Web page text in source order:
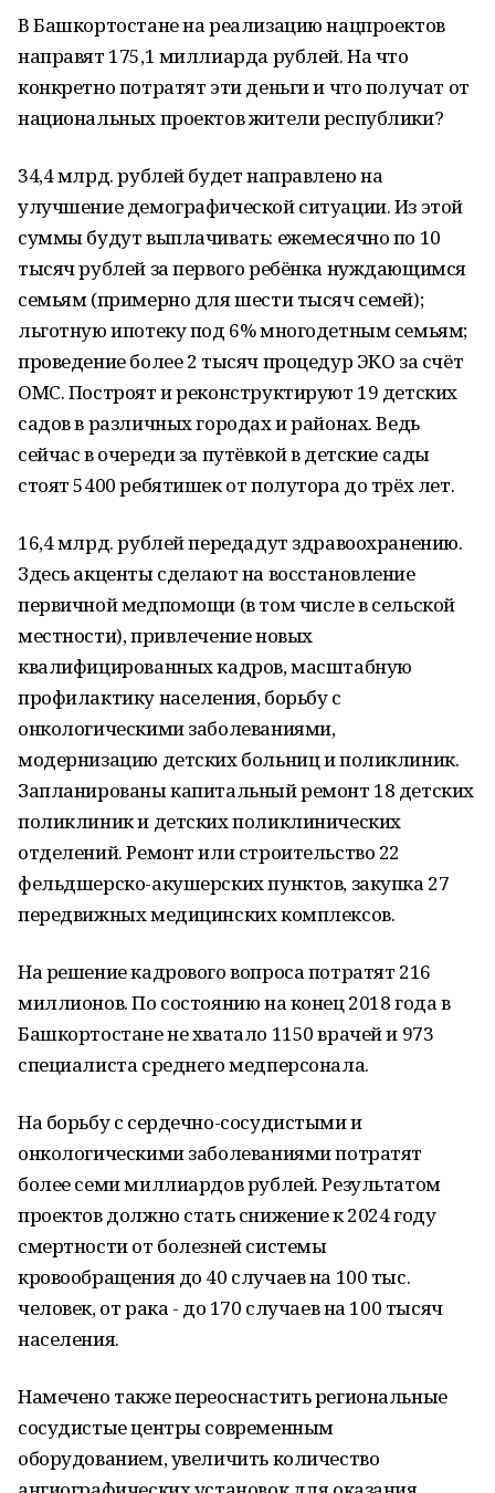
В Башкортостане на реализацию нацпроектов
направят 175,1 миллиарда рублей. На что
конкретно потратят эти деньги и что получат от
национальных проектов жители республики?
34,4 млрд. рублей будет направлено на
улучшение демографической ситуации. Из этой
суммы будут выплачивать: ежемесячно по 10
тысяч рублей за первого ребёнка нуждающимся
семьям (примерно для шести тысяч семей);
льготную ипотеку под 6% многодетным семьям;
проведение более 2 тысяч процедур ЭКО за счёт
ОМС. Построят и реконструктируют 19 детских
садов в различных городах и районах. Ведь
сейчас в очереди за путёвкой в детские сады
стоят 5400 ребятишек от полутора до трёх лет.
16,4 млрд. рублей передадут здравоохранению.
Здесь акценты сделают на восстановление
первичной медпомощи (в том числе в сельской
местности), привлечение новых
квалифицированных кадров, масштабную
профилактику населения, борьбу с
онкологическими заболеваниями,
модернизацию детских больниц и поликлиник.
Запланированы капитальный ремонт 18 детских
поликлиник и детских поликлинических
отделений. Ремонт или строительство 22
фельдшерско-акушерских пунктов, закупка 27
передвижных медицинских комплексов.
На решение кадрового вопроса потратят 216
миллионов. По состоянию на конец 2018 года в
Башкортостане не хватало 1150 врачей и 973
специалиста среднего медперсонала.
На борьбу с сердечно-сосудистыми и
онкологическими заболеваниями потратят
более семи миллиардов рублей. Результатом
проектов должно стать снижение к 2024 году
смертности от болезней системы
кровообращения до 40 случаев на 100 тыс.
человек, от рака - до 170 случаев на 100 тысяч
населения.
Намечено также переоснастить региональные
сосудистые центры современным
оборудованием, увеличить количество